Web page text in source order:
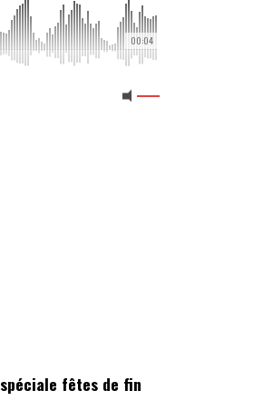
00:04
spéciale fêtes de fin